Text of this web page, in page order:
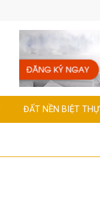
ĐẤT NỀN BIỆT THỰ